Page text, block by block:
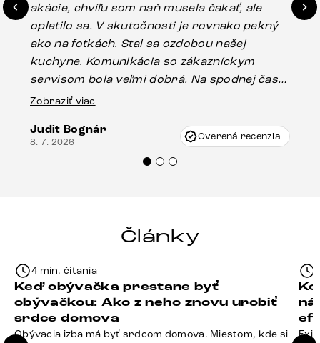
akácie, chvíľu som naň musela čakať, ale
oplatilo sa. V skutočnosti je rovnako pekný
ako na fotkách. Stal sa ozdobou našej
kuchyne. Komunikácia so zákazníckym
servisom bola veľmi dobrá. Na spodnej časti
stola bolo malé poškodenie, pravdepodobne
Vincze pri riešení mojej záležitosti pristúpili
veľmi korektne. Odporúčam produkty Delife
Zobraziť viac
Judit Bognár
8. 7. 2026 Overená recenzia
Články
4 min. čítania
Keď obývačka prestane byť
obývačkou: Ako z neho znovu urobiť
srdce domova
Obývacia izba má byť srdcom domova. Miestom, kde si